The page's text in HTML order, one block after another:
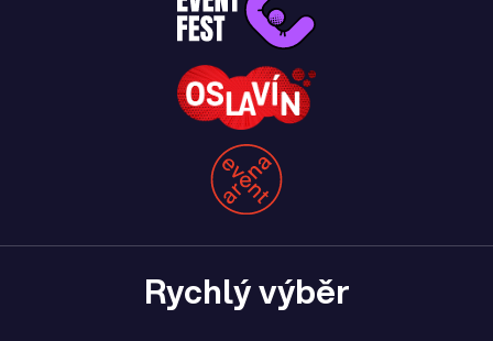
Rychlý výběr